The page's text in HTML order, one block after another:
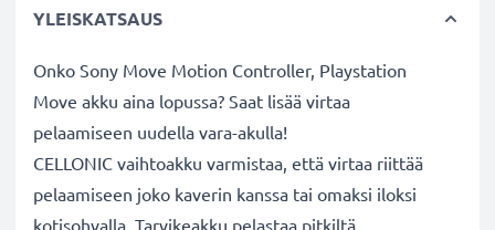
YLEISKATSAUS
Onko Sony Move Motion Controller, Playstation
Move akku aina lopussa? Saat lisää virtaa
pelaamiseen uudella vara-akulla!
CELLONIC vaihtoakku varmistaa, että virtaa riittää
pelaamiseen joko kaverin kanssa tai omaksi iloksi
kotisohvalla. Tarvikeakku pelastaa pitkiltä